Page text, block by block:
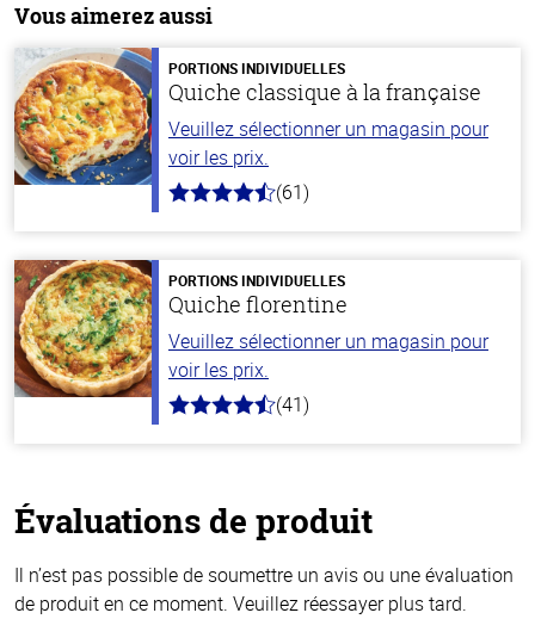
Vous aimerez aussi
PORTIONS INDIVIDUELLES
Quiche classique à la française
Veuillez sélectionner un magasin pour
voir les prix.
4.7
stars
(61)
PORTIONS INDIVIDUELLES
Quiche florentine
Veuillez sélectionner un magasin pour
voir les prix.
4.6
(41)
Évaluations de produit
Il n’est pas possible de soumettre un avis ou une évaluation
de produit en ce moment. Veuillez réessayer plus tard.